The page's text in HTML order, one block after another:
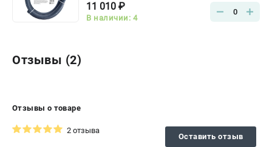
11 010 ₽
В наличии: 4
0
Отзывы (2)
Отзывы о товаре
2 отзыва
Оставить отзыв